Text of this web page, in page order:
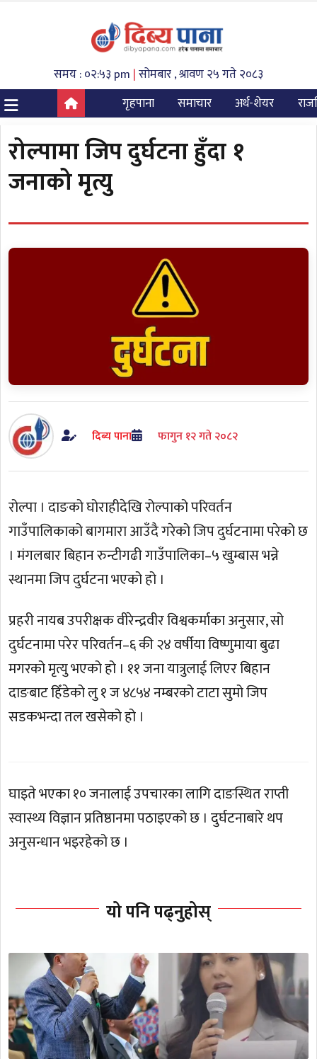
समय : ०२:५३ pm |सोमबार , श्रावण २५ गते २०८३
गृहपाना
समाचार अर्थ-शेयर
रोल्पामा जिप दुर्घटना हुँदा १
जनाको मृत्यु
दिब्य पाना फागुन १२ गते २०८२
रोल्पा । दाङको घोराहीदेखि रोल्पाको परिवर्तन
गाउँपालिकाको बागमारा आउँदै गरेको जिप दुर्घटनामा परेको छ
। मंगलबार बिहान रुन्टीगढी गाउँपालिका–५ खुम्बास भन्ने
स्थानमा जिप दुर्घटना भएको हो ।
प्रहरी नायब उपरीक्षक वीरेन्द्रवीर विश्वकर्माका अनुसार, सो
दुर्घटनामा परेर परिवर्तन–६ की २४ वर्षीया विष्णुमाया बुढा
मगरको मृत्यु भएको हो । ११ जना यात्रुलाई लिएर बिहान
दाङबाट हिँडेको लु १ ज ४८५४ नम्बरको टाटा सुमो जिप
सडकभन्दा तल खसेको हो ।
घाइते भएका १० जनालाई उपचारका लागि दाङस्थित राप्ती
स्वास्थ्य विज्ञान प्रतिष्ठानमा पठाइएको छ । दुर्घटनाबारे थप
अनुसन्धान भइरहेको छ ।
यो पनि पढ्नुहोस्